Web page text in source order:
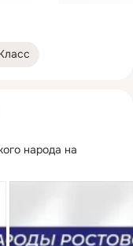
народа на